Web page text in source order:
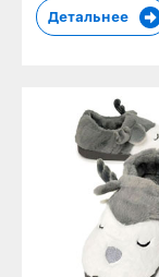
Детальнее